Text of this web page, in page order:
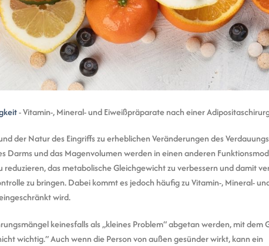
-Vitamin-, Mineral- und Eiweißpräparate nach einer
der Natur des Eingriffs zu erheblichen Veränderungen des
und das Magenvolumen werden in einen anderen
das metabolische Gleichgewicht zu verbessern und damit
zu bringen. Dabei kommt es jedoch häufig zu Vitamin-, Mineral-
wird.
keinesfalls als „kleines Problem“ abgetan werden, mit dem
wichtig.“ Auch wenn die Person von außen gesünder wirkt, kann ein